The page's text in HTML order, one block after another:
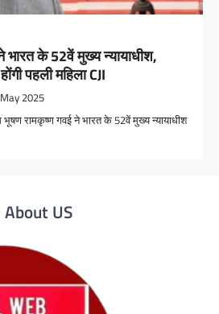
के 52वें मुख्य न्यायाधीश,
पहली महिला CJI
2025
रामकृष्ण गवई ने भारत के 52वें मुख्य न्यायाधीश
About US